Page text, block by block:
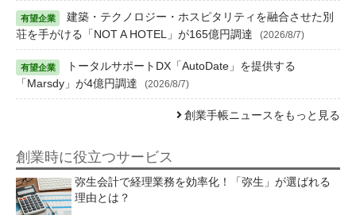
建築・テクノロジー・ホスピタリティを融合させた別
荘を手がける「NOT A HOTEL」が165億円調達
(2026/8/7)
トータルサポートDX「AutoDate」を提供する
「Marsdy」が4億円調達
(2026/8/7)
創業手帳ニュースをもっと見る
創業時に役立つサービス
弥生会計で経理業務を効率化！「弥生」が選ばれる
理由とは？